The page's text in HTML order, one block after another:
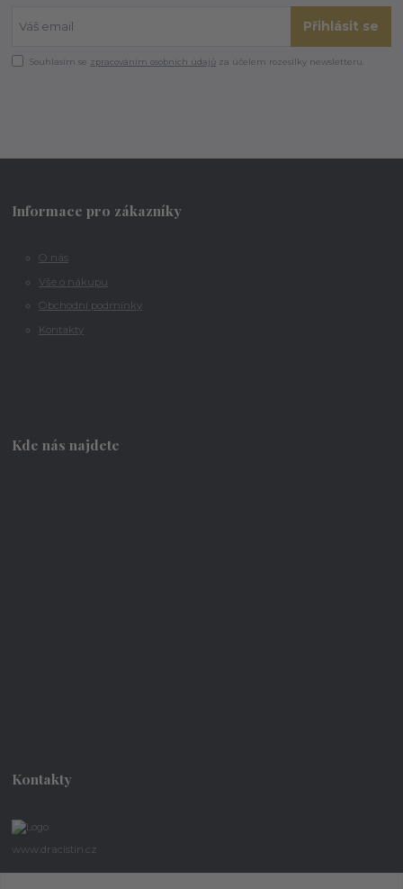
Přihlásit se
Souhlasím se zpracováním osobních údajů za účelem rozesílky newsletteru.
Informace pro zákazníky
O nás
Vše o nákupu
Obchodní podmínky
Kontakty
Kde nás najdete
Kontakty
www.dracistin.cz